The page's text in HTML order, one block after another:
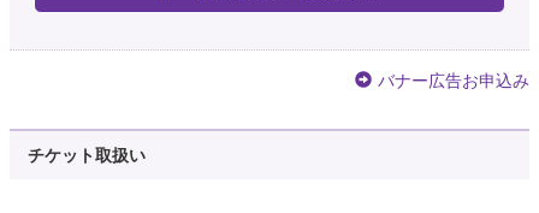
バナー広告お申込み
チケット取扱い